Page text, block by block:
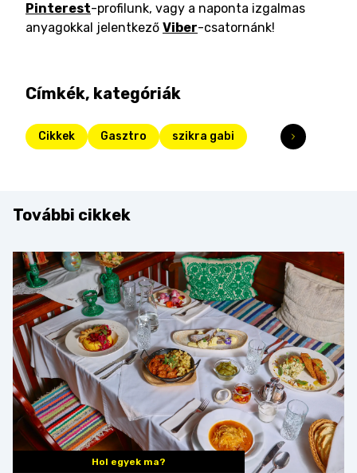
Pinterest-profilunk, vagy a naponta izgalmas
anyagokkal jelentkező Viber-csatornánk!
Címkék, kategóriák
Cikkek Gasztro szikra gabi
További cikkek
Hol egyek ma?